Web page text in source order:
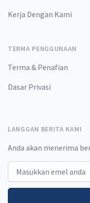
Kerja Dengan Kami
TERMA PENGGUNAAN
Terma & Penafian
Dasar Privasi
LANGGAN BERITA KAMI
Anda akan menerima
Email address